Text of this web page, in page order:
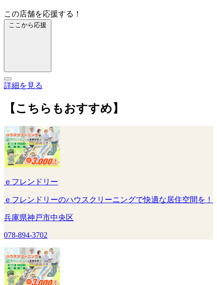
この店舗を応援する！
ここから応援
詳細を見る
【こちらもおすすめ】
ｅフレンドリー
ｅフレンドリーのハウスクリーニングで快適な居住空間を！
兵庫県神戸市中央区
078-894-3702